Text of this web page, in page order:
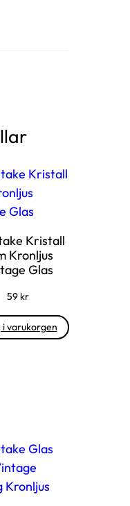
Kristall
Kronljus
Glas
59 kr
i varukorgen